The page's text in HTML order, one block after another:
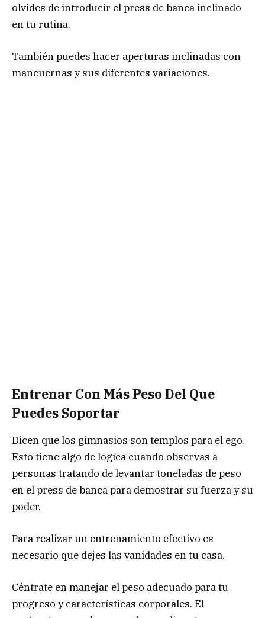
olvides de introducir el press de banca inclinado
en tu rutina.
También puedes hacer aperturas inclinadas con
mancuernas y sus diferentes variaciones.
Entrenar Con Más Peso Del Que
Puedes Soportar
Dicen que los gimnasios son templos para el ego.
Esto tiene algo de lógica cuando observas a
personas tratando de levantar toneladas de peso
en el press de banca para demostrar su fuerza y su
poder.
Para realizar un entrenamiento efectivo es
necesario que dejes las vanidades en tu casa.
Céntrate en manejar el peso adecuado para tu
progreso y características corporales. El